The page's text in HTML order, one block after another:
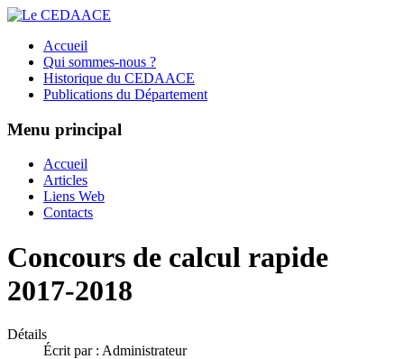
Accueil
Qui sommes-nous ?
Historique du CEDAACE
Publications du Département
Menu principal
Accueil
Articles
Liens Web
Contacts
Concours de calcul rapide
2017-2018
Détails
Écrit par : Administrateur